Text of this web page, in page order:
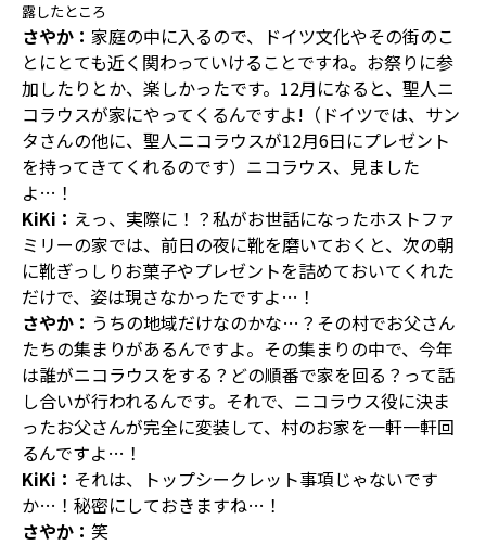
露したところ
さやか： 家庭の中に入るので、ドイツ文化やその街のこ
とにとても近く関わっていけることですね。お祭りに参
加したりとか、楽しかったです。12月になると、聖人ニ
コラウスが家にやってくるんですよ!（ドイツでは、サン
タさんの他に、聖人ニコラウスが12月6日にプレゼント
を持ってきてくれるのです）ニコラウス、見ました
よ…！
KiKi： えっ、実際に！？私がお世話になったホストファ
ミリーの家では、前日の夜に靴を磨いておくと、次の朝
に靴ぎっしりお菓子やプレゼントを詰めておいてくれた
だけで、姿は現さなかったですよ…！
さやか： うちの地域だけなのかな…？その村でお父さん
たちの集まりがあるんですよ。その集まりの中で、今年
は誰がニコラウスをする？どの順番で家を回る？って話
し合いが行われるんです。それで、ニコラウス役に決ま
ったお父さんが完全に変装して、村のお家を一軒一軒回
るんですよ…！
KiKi： それは、トップシークレット事項じゃないです
か…！秘密にしておきますね…！
さやか： 笑